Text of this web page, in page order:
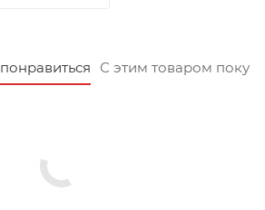
С этим товаром